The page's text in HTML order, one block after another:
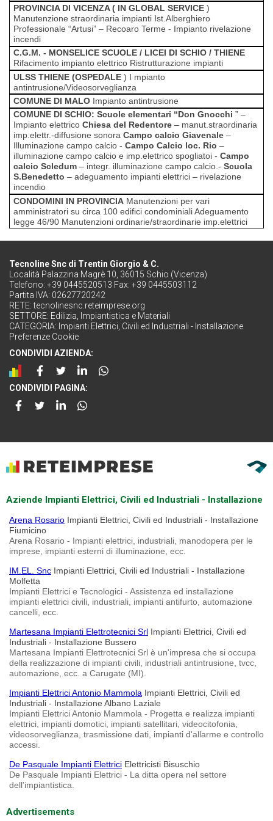
PROVINCIA DI VICENZA ( IN GLOBAL SERVICE)
Manutenzione straordinaria impianti Ist.Alberghiero
Professionale “Artusi” – Recoaro Terme - Impianto rivelazione
incendi
C.G.M. - MONSELICE SCUOLE / LICEI DI SCHIO / THIENE
Rifacimento impianto elettrico Ristrutturazione impianti
ULSS THIENE (OSPEDALE) I mpianto
antintrusione/Videosorveglianza
COMUNE DI MALO Impianto antintrusione
COMUNE DI SCHIO: Scuole elementari “Don Gnocchi ” –
Impianto elettrico Chiesa del Redentore– manut.straordinaria
imp.elettr.-diffusione sonora Campo calcio Giavenale–
Illuminazione campo calcio - Campo Calcio loc. Rio –
illuminazione campo calcio e imp.elettrico spogliatoi - Campo
calcio Scledum– integr. illuminazione campo calcio.- Scuola
S.Benedetto – adeguamento impianti elettrici – rivelazione
incendio
CONDOMINI IN PROVINCIA Manutenzioni per vari
amministratori su circa 100 edifici condominialiAdeguamento
legge 46/90 Manutenzioni ordinarie/straordinarie imp.elettrici
Tecnoline Snc di Trentin Giorgio & C.
Località Palazzina Magrè 10, 36015 Schio (Vicenza)
Telefono: +39 0445520513 Fax: +39 0445503112
Partita IVA: 02627720242
RETE:tecnolinesnc.reteimprese.org
SETTORE: Edilizia, Impiantistica e Materiali
CATEGORIA: Impianti Elettrici, Civili ed Industriali - Installazione
Preferenze Cookie
CONDIVIDI AZIENDA:
CONDIVIDI PAGINA:
Aziende Impianti Elettrici, Civili ed Industriali - Installazione
Arena Rosario Impianti Elettrici, Civili ed Industriali - Installazione
Fiumicino
Arena Rosario - Impianti elettrici, industriali, manodopera per le
imprese, impianti esterni di illuminazione, ecc.
IM.EL. Snc Impianti Elettrici, Civili ed Industriali - Installazione
Molfetta
Impianti Elettrici e Tecnologici - Assistenza ed installazione
impianti elettrici civili, industriali, impianti antifurto, automazione
cancelli, ecc.
Martesana Impianti Elettrotecnici Srl Impianti Elettrici, Civili ed
Industriali - Installazione Bussero
Martesana Impianti Elettrotecnici Srl è un'impresa che si occupa
della realizzazione di impianti civili, industriali antintrusione, tvcc,
automazione, ecc. a Carugate (MI).
Impianti Elettrici Antonio Mammola Impianti Elettrici, Civili ed
Industriali - Installazione Albano Laziale
Impianti Elettrici Antonio Mammola - Progetta e realizza impianti
elettrici, impianti domotici, impianti satellitari, videocitofonia,
videosorveglianza, trasmissione dati, impianti d'allarme e controllo
accessi.
De Pasquale Impianti Elettrici Elettricisti Bisuschio
De Pasquale Impianti Elettrici - La ditta opera nel settore
dell'impiantistica.
Advertisements